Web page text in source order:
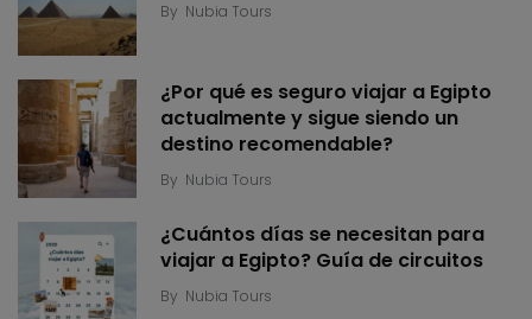
By Nubia Tours
¿Por qué es seguro viajar a Egipto
actualmente y sigue siendo un
destino recomendable?
By Nubia Tours
¿Cuántos días se necesitan para
viajar a Egipto? Guía de circuitos
By Nubia Tours